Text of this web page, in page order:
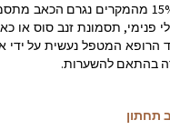
המציאות מוכיחה שב-15% מהמקרים
פנימי, תסמונת זנב סוס או
המטפל נעשית על ידי
בהתאם להשערות.
תחתון